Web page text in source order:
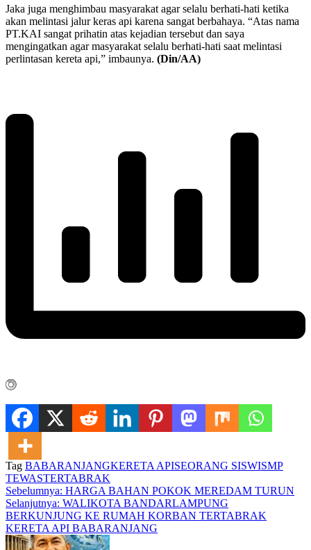
Jaka juga menghimbau masyarakat agar selalu berhati-hati ketika
akan melintasi jalur keras api karena sangat berbahaya. “Atas nama
PT.KAI sangat prihatin atas kejadian tersebut dan saya
mengingatkan agar masyarakat selalu berhati-hati saat melintasi
perlintasan kereta api,” imbaunya. (Din/AA)
Tag BABARANJANGKERETA APISEORANG SISWISMP
TEWASTERTABRAK
Navigasi
pos
Sebelumnya: HARGA BAHAN POKOK MEREDAM TURUN
Selanjutnya: WALIKOTA BANDARLAMPUNG
BERKUNJUNG KE RUMAH KORBAN TERTABRAK
KERETA API BABARANJANG